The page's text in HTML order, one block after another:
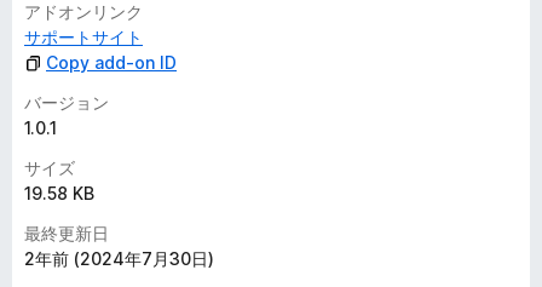
アドオンリンク
サポートサイト
Copy add-on ID
バージョン
1.0.1
サイズ
19.58 KB
最終更新日
2年前 (2024年7月30日)